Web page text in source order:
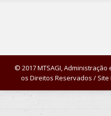
© 2017 MTSAGI,
os Direitos Reservados /